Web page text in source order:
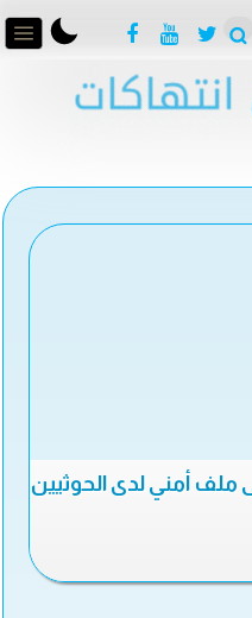
ملف أمني لدى الحوثيين